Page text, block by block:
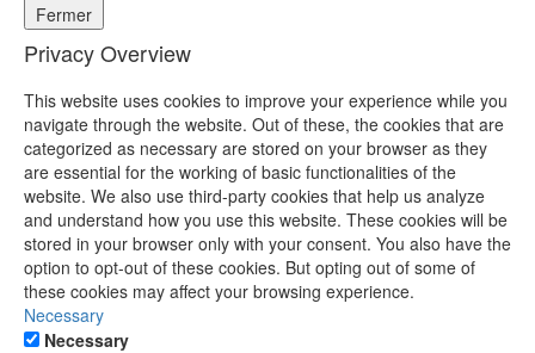
Fermer
Privacy Overview
This website uses cookies to improve your experience while you
navigate through the website. Out of these, the cookies that are
categorized as necessary are stored on your browser as they
are essential for the working of basic functionalities of the
website. We also use third-party cookies that help us analyze
and understand how you use this website. These cookies will be
stored in your browser only with your consent. You also have the
option to opt-out of these cookies. But opting out of some of
these cookies may affect your browsing experience.
Necessary
Necessary